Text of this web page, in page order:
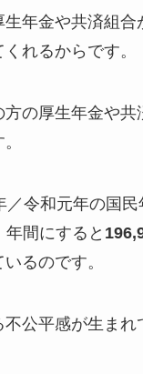
生年金や共済組合
れるからです。
の厚生年金や共
／令和元年の国
年間にすると
るのです。
不公平感が生まれ